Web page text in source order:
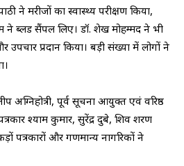
ने मरीजों का स्वास्थ्य परीक्षण किया,
ने ब्लड सैंपल लिए। डॉ. शेख मोहम्मद ने भी
उपचार प्रदान किया। बड़ी संख्या में लोगों ने
अग्निहोत्री, पूर्व सूचना आयुक्त एवं वरिष्ठ
पत्रकार श्याम कुमार, सुरेंद्र दुबे, शिव शरण
पत्रकारों और गणमान्य नागरिकों ने